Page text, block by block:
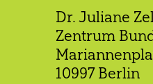
Dr. Juliane
Zentrum
10997 Berlin